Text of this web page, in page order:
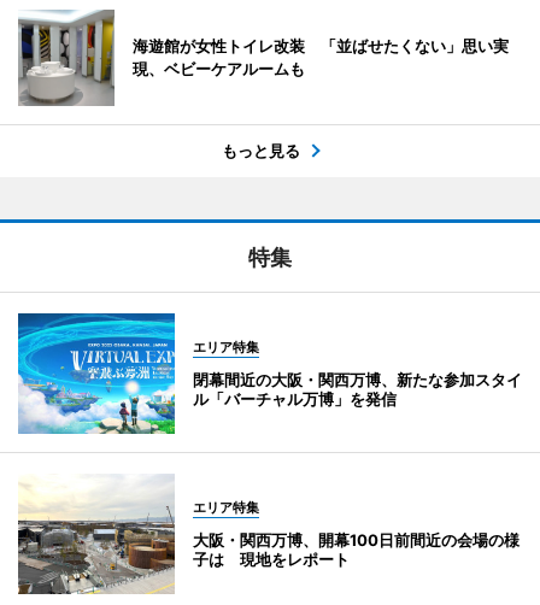
海遊館が女性トイレ改装 「並ばせたくない」思い実
現、ベビーケアルームも
もっと見る
特集
エリア特集
閉幕間近の大阪・関西万博、新たな参加スタイ
ル「バーチャル万博」を発信
エリア特集
大阪・関西万博、開幕100日前間近の会場の様
子は 現地をレポート